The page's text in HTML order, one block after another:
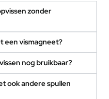
zonder
een vismagneet?
nog bruikbaar?
ook andere spullen